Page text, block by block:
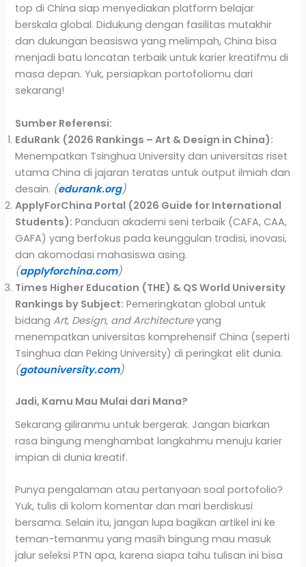
top di China siap menyediakan platform belajar
berskala global. Didukung dengan fasilitas mutakhir
dan dukungan beasiswa yang melimpah, China bisa
menjadi batu loncatan terbaik untuk karier kreatifmu di
masa depan. Yuk, persiapkan portofoliomu dari
sekarang!
Sumber Referensi:
EduRank (2026 Rankings – Art & Design in China):
Menempatkan Tsinghua University dan universitas riset
utama China di jajaran teratas untuk output ilmiah dan
desain. (edurank.org)
ApplyForChina Portal (2026 Guide for International
Students): Panduan akademi seni terbaik (CAFA, CAA,
GAFA) yang berfokus pada keunggulan tradisi, inovasi,
dan akomodasi mahasiswa asing.
(applyforchina.com)
Times Higher Education (THE) & QS World University
Rankings by Subject: Pemeringkatan global untuk
bidangArt, Design, and Architectureyang
menempatkan universitas komprehensif China (seperti
Tsinghua dan Peking University) di peringkat elit dunia.
(gotouniversity.com)
Jadi, Kamu Mau Mulai dari Mana?
Sekarang giliranmu untuk bergerak. Jangan biarkan
rasa bingung menghambat langkahmu menuju karier
impian di dunia kreatif.
Punya pengalaman atau pertanyaan soal portofolio?
Yuk, tulis di kolom komentar dan mari berdiskusi
bersama. Selain itu, jangan lupa bagikan artikel ini ke
teman-temanmu yang masih bingung mau masuk
jalur seleksi PTN apa, karena siapa tahu tulisan ini bisa